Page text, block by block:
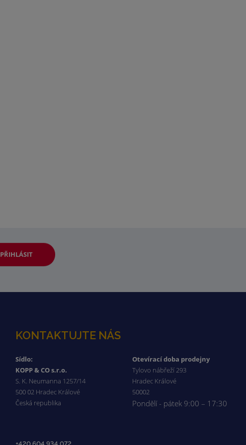
PŘIHLÁSIT
KONTAKTUJTE NÁS
Sídlo:
KOPP & CO s.r.o.
S. K. Neumanna 1257/14
500 02 Hradec Králové
Česká republika
Otevírací doba prodejny
Tylovo nábřeží 293
Hradec Králové
50002
Pondělí - pátek 9:00 – 17:30